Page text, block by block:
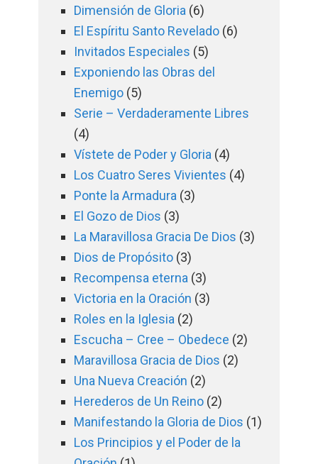
Dimensión de Gloria (6)
El Espíritu Santo Revelado (6)
Invitados Especiales (5)
Exponiendo las Obras del
Enemigo (5)
Serie – Verdaderamente Libres
(4)
Vístete de Poder y Gloria (4)
Los Cuatro Seres Vivientes (4)
Ponte la Armadura (3)
El Gozo de Dios (3)
La Maravillosa Gracia De Dios (3)
Dios de Propósito (3)
Recompensa eterna (3)
Victoria en la Oración (3)
Roles en la Iglesia (2)
Escucha – Cree – Obedece (2)
Maravillosa Gracia de Dios (2)
Una Nueva Creación (2)
Herederos de Un Reino (2)
Manifestando la Gloria de Dios (1)
Los Principios y el Poder de la